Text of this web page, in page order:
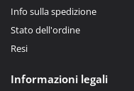
Info sulla spedizione
Stato dell'ordine
Resi
Informazioni legali